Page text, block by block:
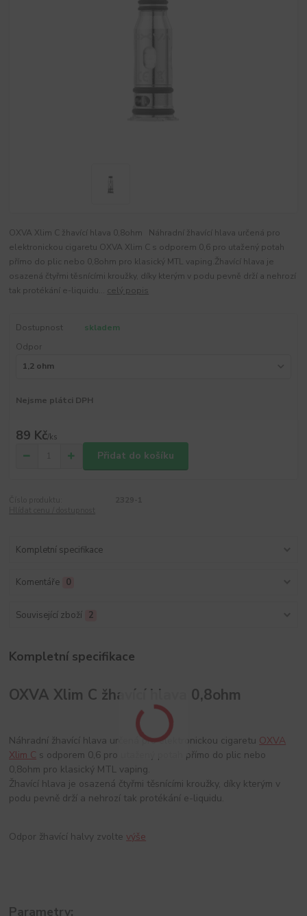
OXVA Xlim C žhavící hlava 0,8ohm Náhradní žhavící hlava určená pro
elektronickou cigaretu OXVA Xlim C s odporem 0,6 pro utažený potah
přímo do plic nebo 0,8ohm pro klasický MTL vaping.Žhavící hlava je
osazená čtyřmi těsnícími kroužky, díky kterým v podu pevně drží a nehrozí
tak protékání e-liquidu... celý popis
Dostupnost
skladem
Odpor
Nejsme plátci DPH
89 Kč/ks
Přidat do košíku
Kompletní specifikace
Komentáře 0
Související zboží 2
Kompletní specifikace
OXVA Xlim C žhavící hlava 0,8ohm
Náhradní žhavící hlava určená pro elektronickou cigaretu OXVA
Xlim C s odporem 0,6 pro utažený potah přímo do plic nebo
0,8ohm pro klasický MTL vaping.
Žhavící hlava je osazená čtyřmi těsnícími kroužky, díky kterým v
podu pevně drží a nehrozí tak protékání e-liquidu.
Odpor žhavící halvy zvoltevýše
Parametry: